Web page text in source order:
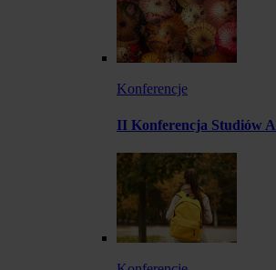
Konferencje
II Konferencja Studiów